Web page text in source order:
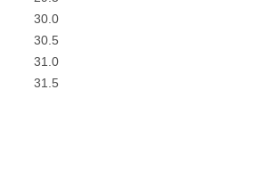
30.0
30.5
31.0
31.5